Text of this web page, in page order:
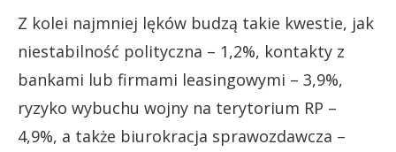
Z kolei najmniej lęków budzą takie kwestie, jak
niestabilność polityczna – 1,2%, kontakty z
bankami lub firmami leasingowymi – 3,9%,
ryzyko wybuchu wojny na terytorium RP –
4,9%, a także biurokracja sprawozdawcza –